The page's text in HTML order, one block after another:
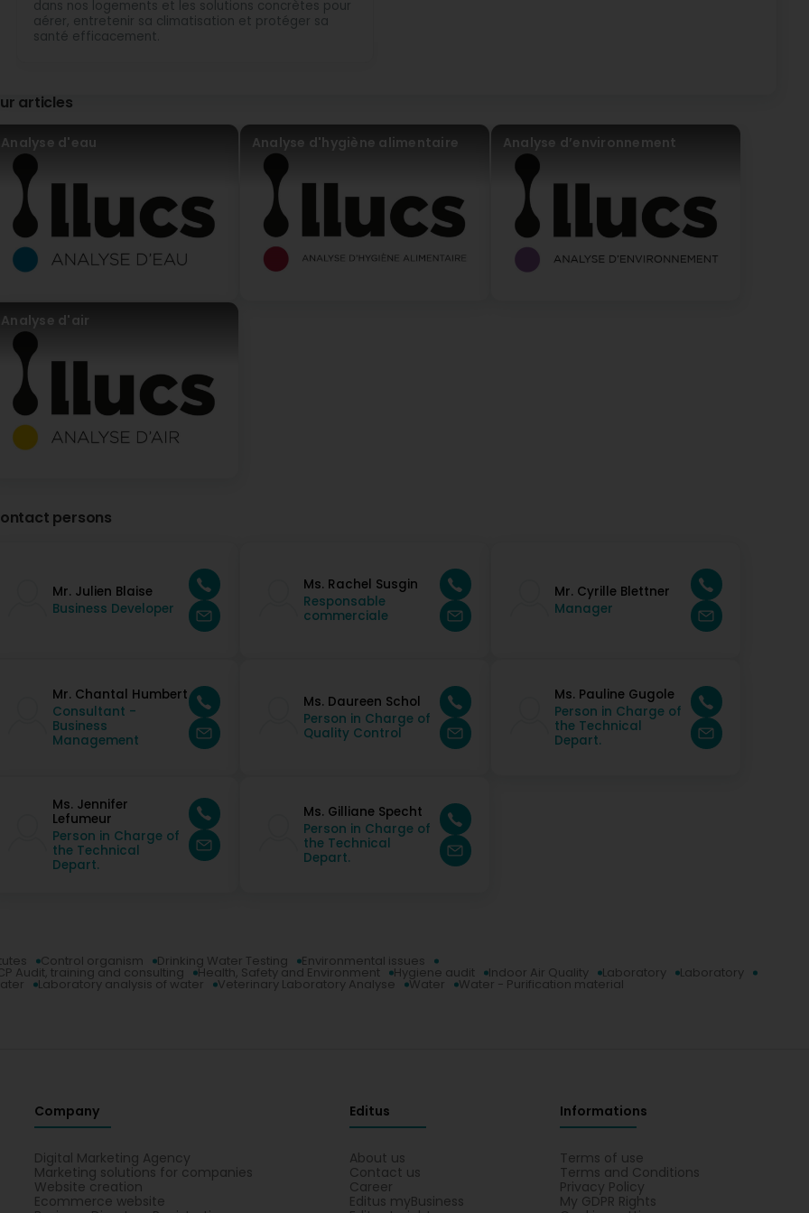
dans nos logements et les solutions concrètes pour
aérer, entretenir sa climatisation et protéger sa
santé efficacement.
articles
Analyse d'eau Analyse d'hygiène alimentaire Analyse d’environnement
Analyse d'air
persons
Mr. Julien Blaise
Business Developer
Ms. Rachel Susgin
Responsable
commerciale
Mr. Cyrille Blettner
Manager
Mr. Chantal Humbert
Consultant -
Business
Management
Ms. Daureen Schol
Person in Charge of
Quality Control
Ms. Pauline Gugole
Person in Charge of
the Technical
Depart.
Ms. Jennifer
Lefumeur
Person in Charge of
the Technical
Depart.
Ms. Gilliane Specht
Person in Charge of
the Technical
Depart.
Control organism Drinking Water Testing Environmental issues
Audit, training and consulting Health, Safety and Environment Hygiene audit Indoor Air Quality Laboratory Laboratory
Laboratory analysis of water Veterinary Laboratory Analyse Water Water - Purification material
Company
Digital Marketing Agency
Marketing solutions for companies
Website creation
Ecommerce website
Editus
About us
Contact us
Career
Editus myBusiness
Informations
Terms of use
Terms and Conditions
Privacy Policy
My GDPR Rights